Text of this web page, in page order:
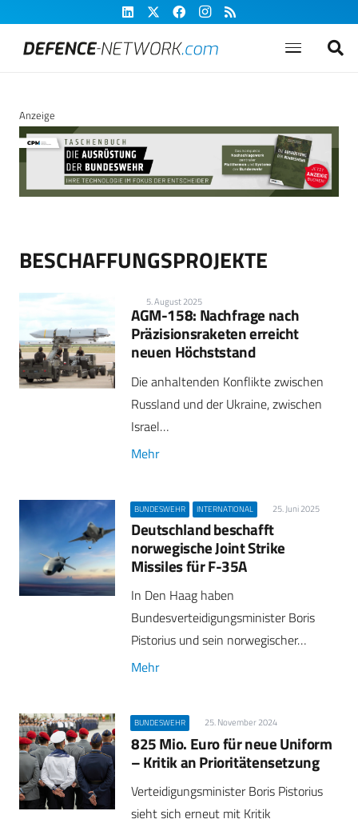
Anzeige
BESCHAFFUNGSPROJEKTE
5. August 2025
AGM-158: Nachfrage nach
Präzisionsraketen erreicht
neuen Höchststand
Die anhaltenden Konflikte zwischen
Russland und der Ukraine, zwischen
Israel…
Mehr
BUNDESWEHR INTERNATIONAL 25. Juni 2025
Deutschland beschafft
norwegische Joint Strike
Missiles für F-35A
In Den Haag haben
Bundesverteidigungsminister Boris
Pistorius und sein norwegischer…
Mehr
BUNDESWEHR 25. November 2024
825 Mio. Euro für neue Uniform
– Kritik an Prioritätensetzung
Verteidigungsminister Boris Pistorius
sieht sich erneut mit Kritik